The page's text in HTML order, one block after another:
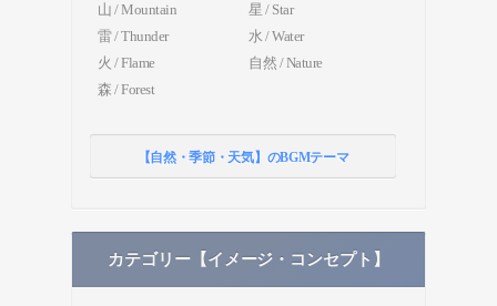
山 / Mountain
星 / Star
雷 / Thunder
水 / Water
火 / Flame
自然 / Nature
森 / Forest
【自然・季節・天気】のBGMテーマ
カテゴリー【イメージ・コンセプト】